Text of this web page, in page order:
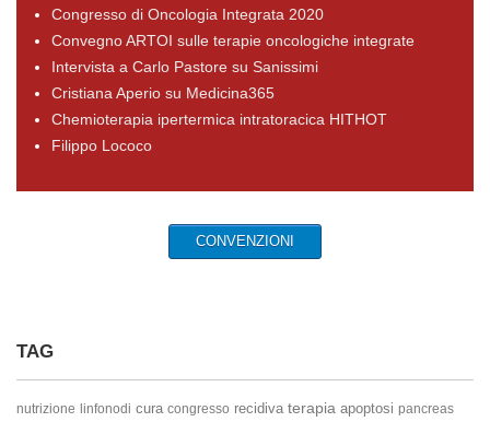
Congresso di Oncologia Integrata 2020
Convegno ARTOI sulle terapie oncologiche integrate
Intervista a Carlo Pastore su Sanissimi
Cristiana Aperio su Medicina365
Chemioterapia ipertermica intratoracica HITHOT
Filippo Lococo
CONVENZIONI
TAG
nutrizione linfonodi cura congresso recidiva terapia apoptosi pancreas